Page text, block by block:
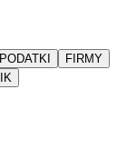
PODATKI
FIRMY